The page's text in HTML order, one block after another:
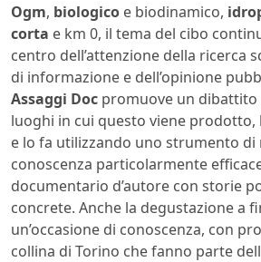
Ogm, biologico e biodinamico,
corta e km 0, il tema del cibo
centro dell’attenzione della ricerca
di informazione e dell’opinione
Assaggi Doc promuove un
luoghi in cui questo viene prodotto,
e lo fa utilizzando uno strumento di
conoscenza particolarmente
documentario d’autore con storie
concrete. Anche la degustazione a
un’occasione di conoscenza, con
collina di Torino che fanno parte